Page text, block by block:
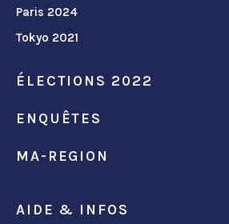
Paris 2024
Tokyo 2021
ÉLECTIONS 2022
ENQUÊTES
MA-REGION
AIDE & INFOS